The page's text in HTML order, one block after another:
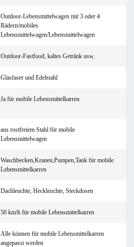
Outdoor-Lebensmittelwagen mit 3 oder 4
Rädern/mobiles
Lebensmittelwagen/Lebensmittelwagen
Outdoor-Fastfood, kaltes Getränk usw.
Glasfaser und Edelstahl
Ja für mobile Lebensmittelkarren
aus rostfreiem Stahl für mobile
Lebensmittelwagen
Waschbecken,Kranen,Pumpen,Tank für mobile
Lebensmittelkarren
Dachleuchte, Heckleuchte, Steckdosen
50 km/h für mobile Lebensmittelkarren
Alle können für mobile Lebensmittelkarren
angepasst werden